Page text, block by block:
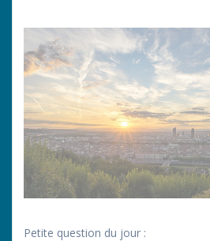
Petite question du jour :